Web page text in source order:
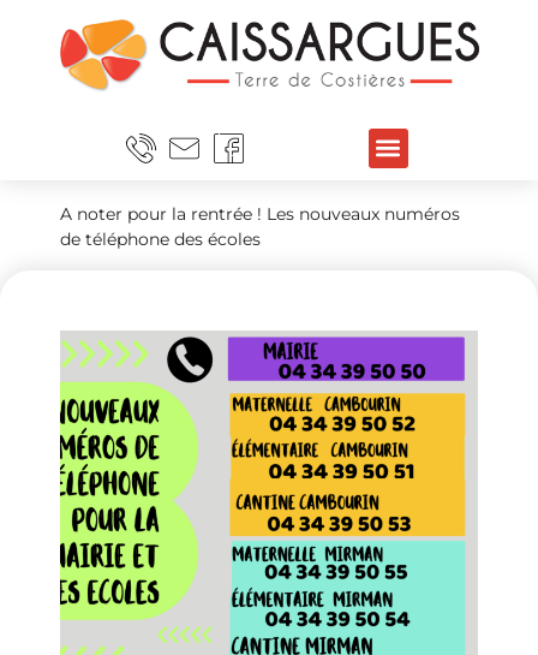
A noter pour la rentrée ! Les nouveaux numéros
de téléphone des écoles